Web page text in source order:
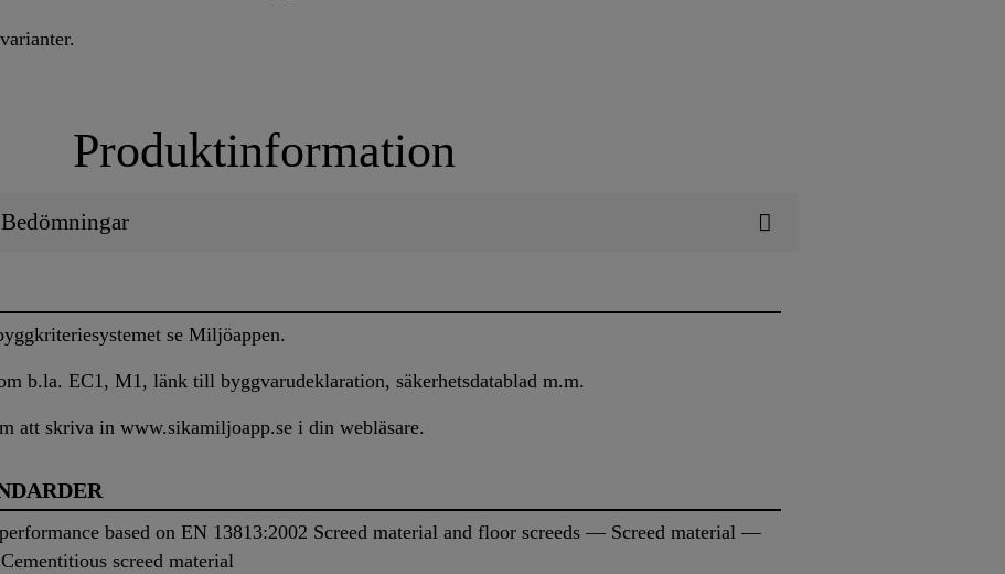
Produktinformation
se Miljöappen.
b.la. EC1, M1, länk till byggvarudeklaration, säkerhetsdatablad m.m.
att skriva in www.sikamiljoapp.se i din webläsare.
based on EN 13813:2002 Screed material and floor screeds — Screed material —
screed material